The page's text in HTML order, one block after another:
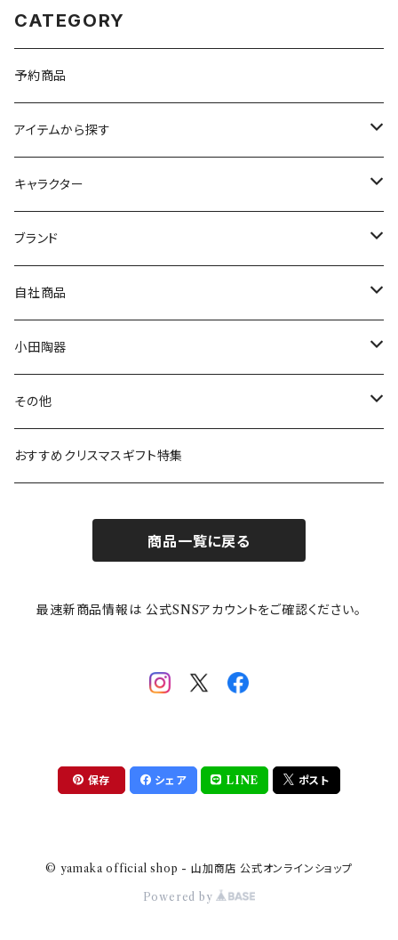
CATEGORY
予約商品
アイテムから探す
九谷焼
マグ＆カップ
プレート
ボウル
ガラスウェア
カトラリー
キャラクター
ムーミン
80th記念アイテム
リトルミイの日記念アイテム
MOOMIN ANIMATION
スヌーピー
ピーターラビット
ポケットモンスター
mofusand（モフサンド）
mofsand×日比谷花壇
ちびまる子ちゃんandクレヨンしんちゃん
ブランド
LA AMYS(エミーズ)
LISA LARSON(リサラーソン)
LAURA ASHLEY(ローラ アシュレイ)
Finlayson(フィンレイソン)
HANAE MORI(ハナエモリ)
THE BEATLES(ザ・ビートルズ)
【山加商店×yaeko】migratory bird
自社商品
ねこ企画
Cecera(セセラ)
CELEC(セレック)
隅切り重箱
HAPPY DINING(ハッピーダイニング)
小田陶器
さざなみ
吉祥
メイメイウェア
SoSo(ソソ）
その他
リサイクル食器
おすすめクリスマスギフト特集
商品一覧に戻る
最速新商品情報は 公式SNSアカウントをご確認ください。
保存 シェア LINE ポスト
© yamaka official shop - 山加商店 公式オンラインショップ
Powered by